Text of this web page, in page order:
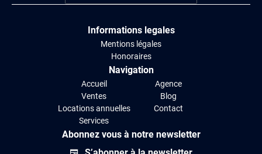
Informations legales
Mentions légales
Honoraires
Navigation
Accueil
Ventes
Locations annuelles
Services
Agence
Blog
Contact
Abonnez vous à notre newsletter